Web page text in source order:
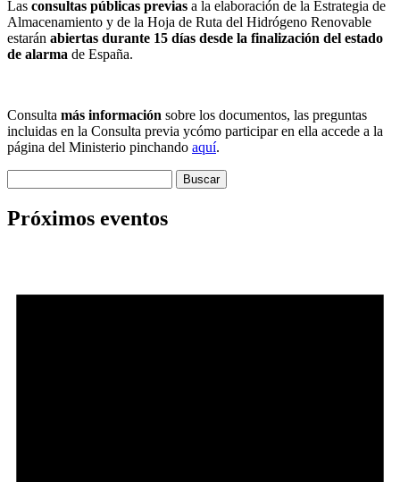
Las consultas públicas previas a la elaboración de la Estrategia de
Almacenamiento y de la Hoja de Ruta del Hidrógeno Renovable
estarán abiertas durante 15 días desde la finalización del estado
de alarma de España.
Consulta más información sobre los documentos, las preguntas
incluidas en la Consulta previa ycómo participar en ella accede a la
página del Ministerio pinchando aquí.
Próximos eventos